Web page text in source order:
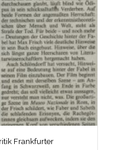
Frankfurter